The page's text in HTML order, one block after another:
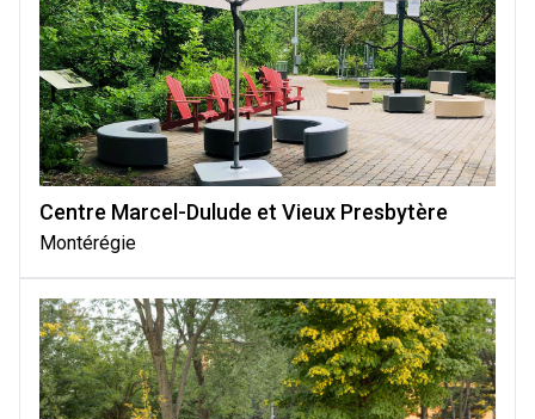
Centre Marcel-Dulude et Vieux Presbytère
Montérégie